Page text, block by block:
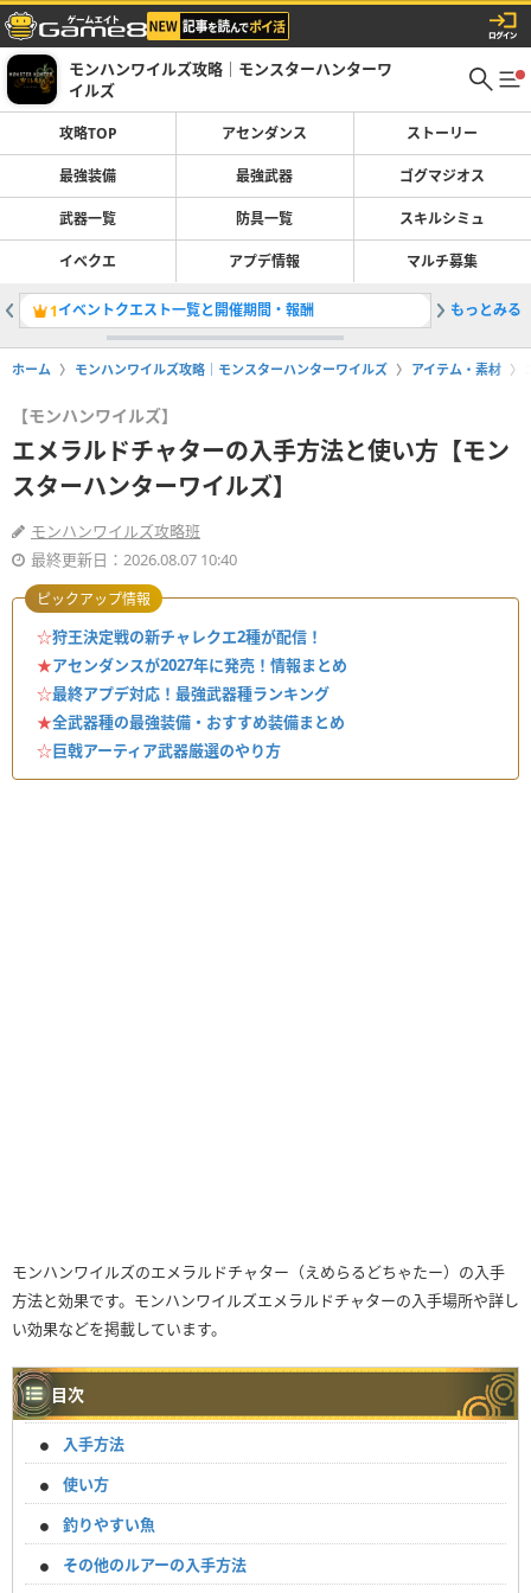
モンハンワイルズ攻略｜モンスターハンターワ
イルズ
攻略TOP アセンダンス ストーリー
最強装備 最強武器 ゴグマジオス
武器一覧 防具一覧 スキルシミュ
イベクエ アプデ情報 マルチ募集
1イベントクエスト一覧と開催期間・報酬 2太刀の
もっとみる
ホーム モンハンワイルズ攻略｜モンスターハンターワイルズ アイテム・素材
【モンハンワイルズ】
エメラルドチャターの入手方法と使い方【モン
スターハンターワイルズ】
モンハンワイルズ攻略班
最終更新日：2026.08.07 10:40
☆狩王決定戦の新チャレクエ2種が配信！
★アセンダンスが2027年に発売！情報まとめ
☆最終アプデ対応！最強武器種ランキング
★全武器種の最強装備・おすすめ装備まとめ
☆巨戟アーティア武器厳選のやり方
ピックアップ情報
モンハンワイルズのエメラルドチャター（えめらるどちゃたー）の入手
方法と効果です。モンハンワイルズエメラルドチャターの入手場所や詳し
い効果などを掲載しています。
目次
入手方法
使い方
釣りやすい魚
その他のルアーの入手方法